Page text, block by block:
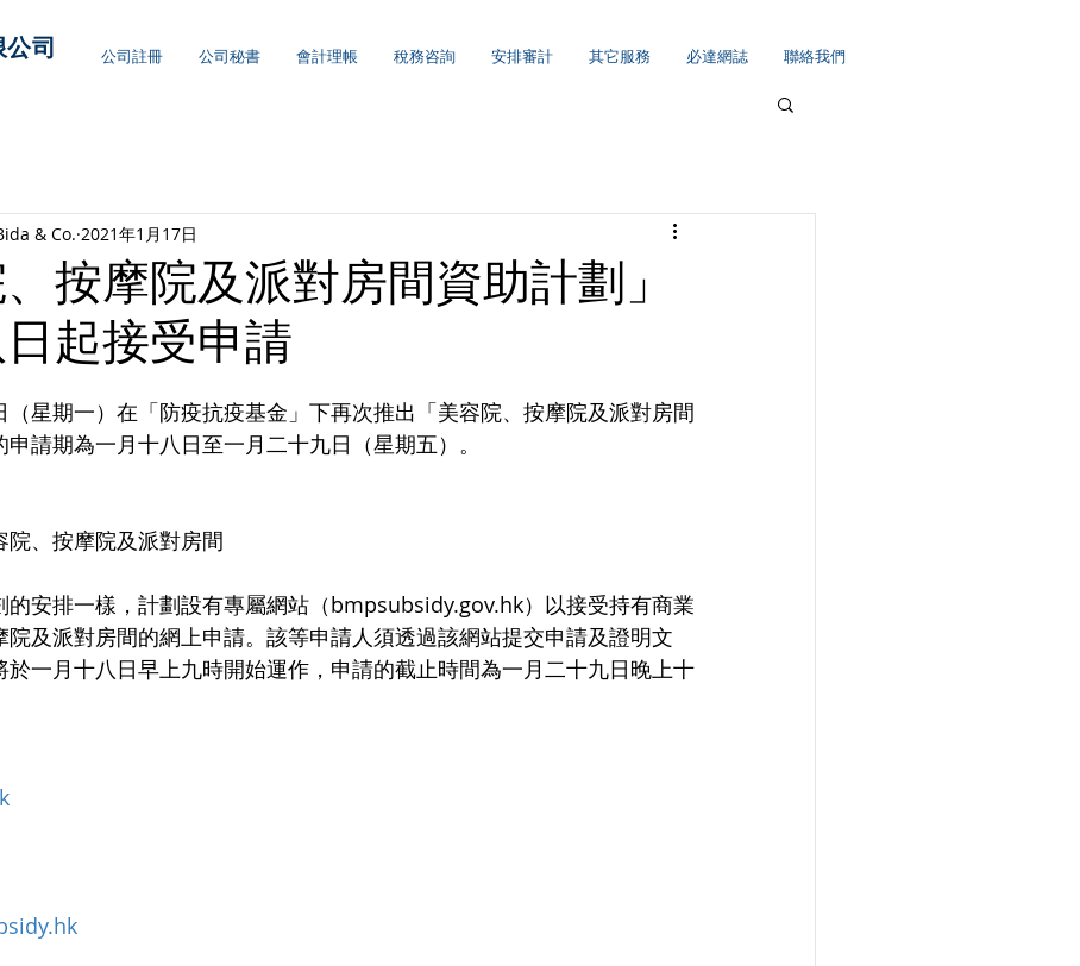
司 公司註冊 公司秘書 會計理帳 稅務咨詢 安排審計 其它服務 必達網誌 聯絡我們
、按摩院及派對房間資助計劃」
起接受申請
& Co. 2021年1月17日
星期一）在「防疫抗疫基金」下再次推出「美容院、按摩院及派對房間
請期為一月十八日至一月二十九日（星期五）。
、按摩院及派對房間
安排一樣，計劃設有專屬網站（bmpsubsidy.gov.hk）以接受持有商業
及派對房間的網上申請。該等申請人須透過該網站提交申請及證明文
於一月十八日早上九時開始運作，申請的截止時間為一月二十九日晚上十